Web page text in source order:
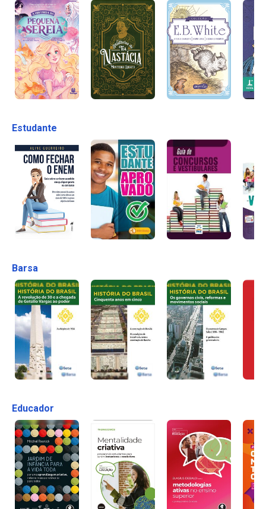
Estudante
Barsa
Educador